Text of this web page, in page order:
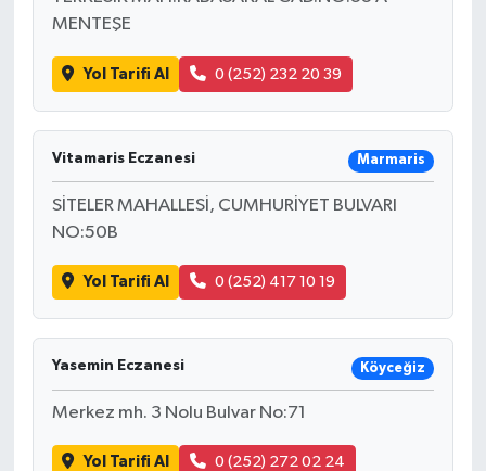
MENTEŞE
Yol Tarifi Al 0 (252) 232 20 39
Vitamaris Eczanesi Marmaris
SİTELER MAHALLESİ, CUMHURİYET BULVARI
NO:50B
Yol Tarifi Al 0 (252) 417 10 19
Yasemin Eczanesi Köyceğiz
Merkez mh. 3 Nolu Bulvar No:71
Yol Tarifi Al 0 (252) 272 02 24